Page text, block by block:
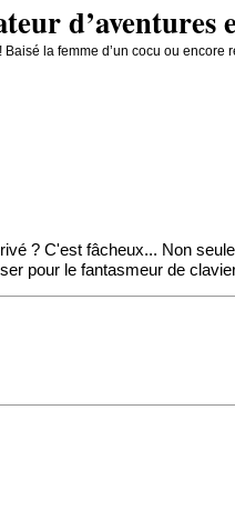
d’aventures
la femme d’un cocu ou encore
? C'est fâcheux... Non
pour le fantasmeur de